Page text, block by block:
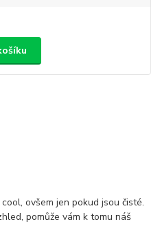
ovšem jen pokud jsou čisté.
pomůže vám k tomu náš